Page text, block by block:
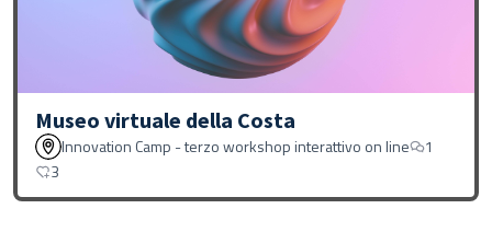
Museo virtuale della Costa
Innovation Camp - terzo workshop interattivo on line
1
3